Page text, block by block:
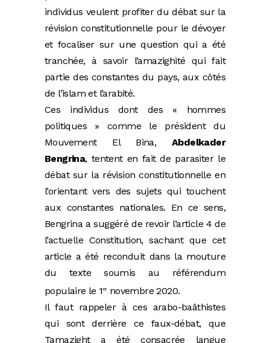
individus veulent profiter du débat sur la
révision constitutionnelle pour le dévoyer
et focaliser sur une question qui a été
tranchée, à savoir l’amazighité qui fait
partie des constantes du pays, aux côtés
de l’islam et l’arabité.
Ces individus dont des « hommes
politiques » comme le président du
Mouvement El Bina, Abdelkader
Bengrina, tentent en fait de parasiter le
débat sur la révision constitutionnelle en
l’orientant vers des sujets qui touchent
aux constantes nationales. En ce sens,
Bengrina a suggéré de revoir l’article 4 de
l’actuelle Constitution, sachant que cet
article a été reconduit dans la mouture
du texte soumis au référendum
populaire le 1 ernovembre 2020.
Il faut rappeler à ces arabo-baâthistes
qui sont derrière ce faux-débat, que
Tamazight a été consacrée langue